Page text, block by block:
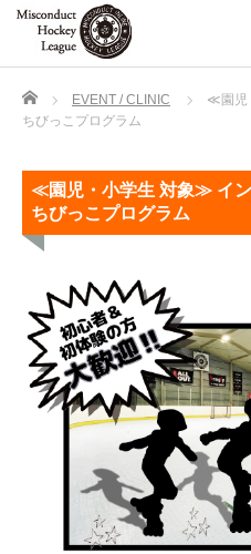
Home EVENT / CLINIC
≪園児
ちびっこプログラム
≪園児・小学生 対象≫ イン
ちびっこプログラム